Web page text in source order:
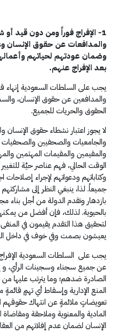
1- الإفراج فوراً ومن دون قيد
والمدافعات عن حقوق الإنسان
وضمان عودتهم لحياتهم
بعد الإفراج عنهم.
يجب على السلطات السعودية إنهاء
والمدافعين عن حقوق الإنسان،
الحقوق والحريات للجميع.
لا يجوز اعتبار نشطاء حقوق الإنسان
والجامعيات والصحفيين والصحفيات
والمقيمين والمقيمات المهتمين
الوقت الحالي، فهم عناصر حيَّة
وكتاباتهم ودعواتهم لإجراء
جميعاً. لذا، ينبغي النظر إلى
بازدهار وتقدم الدولة من أجل
بالحيوية. لذلك، فإن أفضل من
لتحقيق هذا التقدم يقيمون في
يعيشون بصمت وفي خوف في داخل
يجب على السلطات السعودية
عن جميع سجناء وسجينات الرأي، و
الصادرة ضدهم؛ وما يترتب عليها من
المنع الإدارية وإسقاط أي تهمٍ
تعويضاتٍ ملائمةٍ عن انتهاك حقوقهم
المادية والمعنوية وملاحقة
الإنسان لضمان عدم إفلاتهم من